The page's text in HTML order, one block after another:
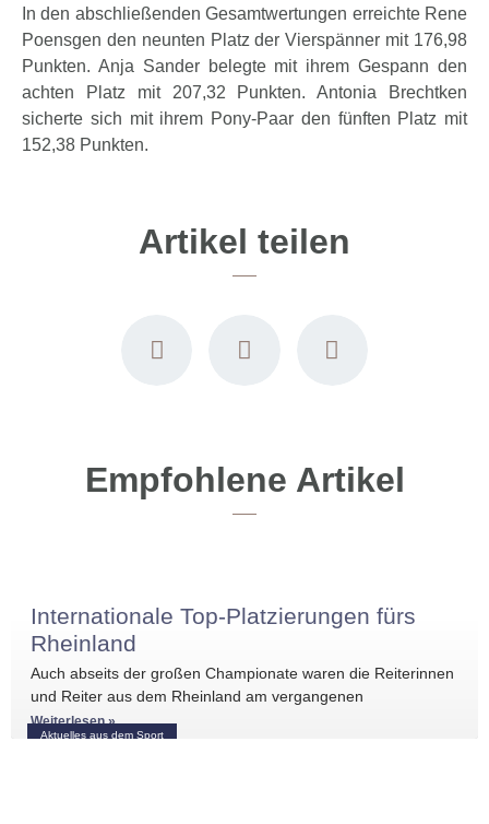
In den abschließenden Gesamtwertungen erreichte Rene
Poensgen den neunten Platz der Vierspänner mit 176,98
Punkten. Anja Sander belegte mit ihrem Gespann den
achten Platz mit 207,32 Punkten. Antonia Brechtken
sicherte sich mit ihrem Pony-Paar den fünften Platz mit
152,38 Punkten.
Artikel teilen
Empfohlene Artikel
Aktuelles aus dem Sport
Internationale Top-Platzierungen fürs
Rheinland
Auch abseits der großen Championate waren die Reiterinnen
und Reiter aus dem Rheinland am vergangenen
Wochenende international erfolgreich unterwegs. Bei
Weiterlesen »